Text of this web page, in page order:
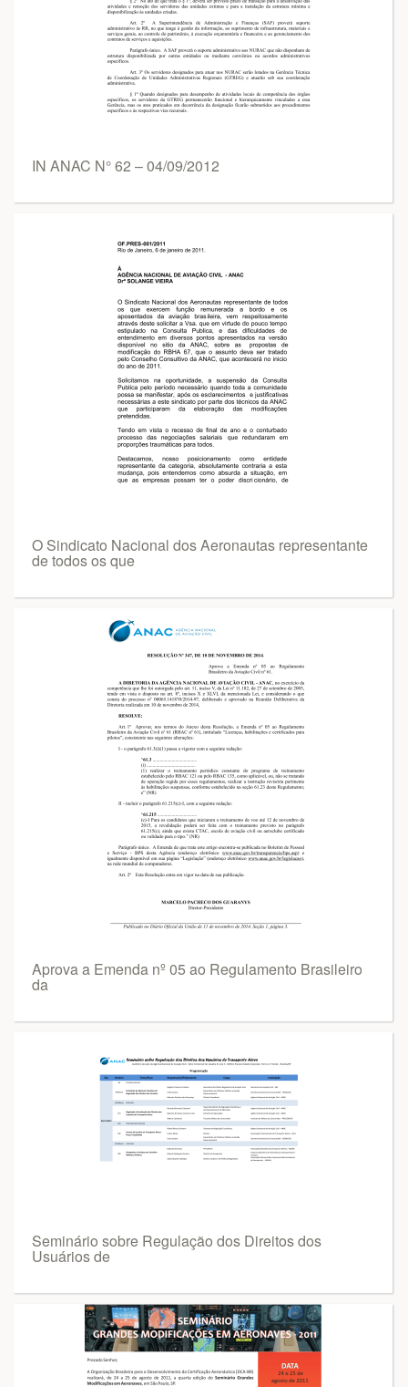
IN ANAC N° 62 – 04/09/2012
O Sindicato Nacional dos Aeronautas representante
de todos os que
Aprova a Emenda nº 05 ao Regulamento Brasileiro
da
Seminário sobre Regulação dos Direitos dos
Usuários de